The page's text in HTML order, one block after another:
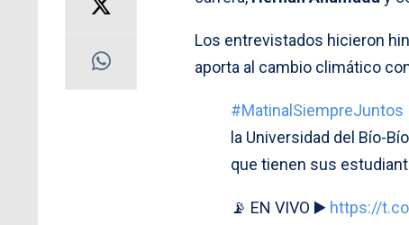
Los entrevistados hicieron
aporta al cambio climático
#MatinalSiempreJuntos
la Universidad del Bío-
que tienen sus
📡 EN VIVO ▶️ https://